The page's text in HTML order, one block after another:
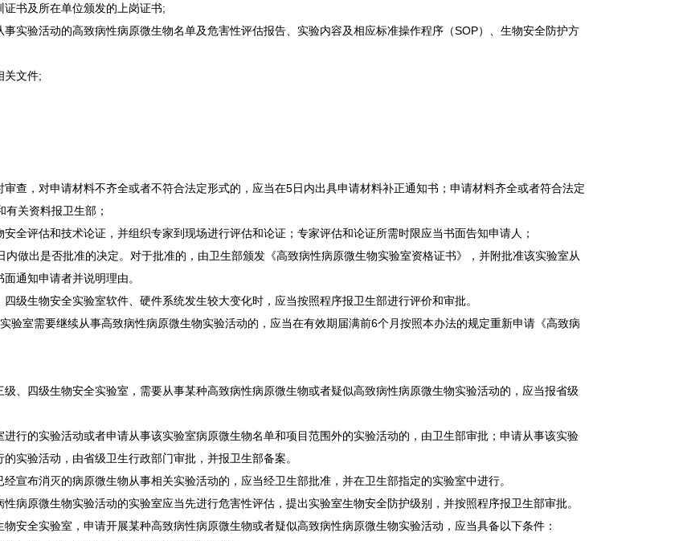
证书及所在单位颁发的上岗证书;
实验活动的高致病性病原微生物名单及危害性评估报告、实验内容及相应标准操作程序（SOP）、生物安全防护方
关文件;
查，对申请材料不齐全或者不符合法定形式的，应当在5日内出具申请材料补正通知书；申请材料齐全或者符合法定
关资料报卫生部；
全评估和技术论证，并组织专家到现场进行评估和论证；专家评估和论证所需时限应当书面告知申请人；
内做出是否批准的决定。对于批准的，由卫生部颁发《高致病性病原微生物实验室资格证书》，并附批准该实验室从
通知申请者并说明理由。
级生物安全实验室软件、硬件系统发生较大变化时，应当按照程序报卫生部进行评价和审批。
验室需要继续从事高致病性病原微生物实验活动的，应当在有效期届满前6个月按照本办法的规定重新申请《高致病
、四级生物安全实验室，需要从事某种高致病性病原微生物或者疑似高致病性病原微生物实验活动的，应当报省级
行的实验活动或者申请从事该实验室病原微生物名单和项目范围外的实验活动的，由卫生部审批；申请从事该实验
实验活动，由省级卫生行政部门审批，并报卫生部备案。
宣布消灭的病原微生物从事相关实验活动的，应当经卫生部批准，并在卫生部指定的实验室中进行。
病原微生物实验活动的实验室应当先进行危害性评估，提出实验室生物安全防护级别，并按照程序报卫生部审批。
安全实验室，申请开展某种高致病性病原微生物或者疑似高致病性病原微生物实验活动，应当具备以下条件：